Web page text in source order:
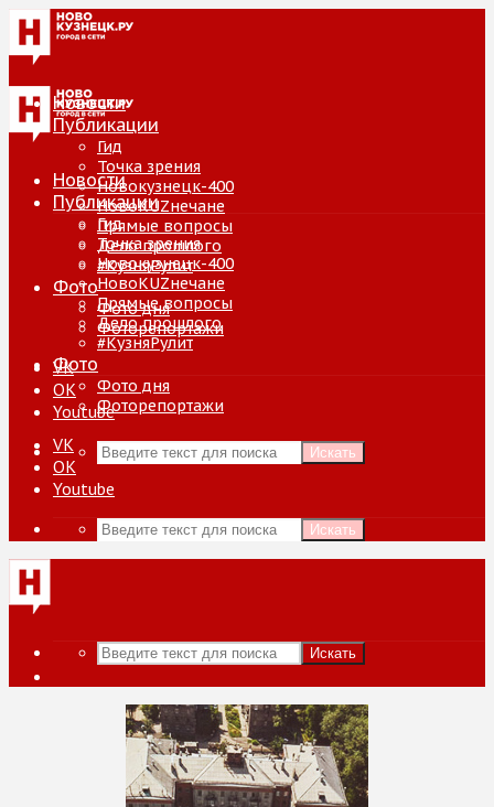
Новости
Публикации
Гид
Точка зрения
Новокузнецк-400
НовоKUZнечане
Прямые вопросы
Дело прошлого
#КузняРулит
Фото
Фото дня
Фоторепортажи
VK
ОК
Youtube
Искать
Новости
Публикации
Гид
Точка зрения
Новокузнецк-400
НовоKUZнечане
Прямые вопросы
Дело прошлого
#КузняРулит
Фото
Фото дня
Фоторепортажи
VK
ОК
Youtube
Искать
Искать